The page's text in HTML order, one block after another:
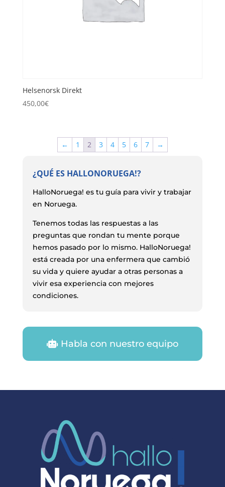
Helsenorsk Direkt
450,00€
← 1 2 3 4 5 6 7 →
¿QUÉ ES HALLONORUEGA!?
HalloNoruega! es tu guía para vivir y trabajar
en Noruega.
Tenemos todas las respuestas a las
preguntas que rondan tu mente porque
hemos pasado por lo mismo. HalloNoruega!
está creada por una enfermera que cambió
su vida y quiere ayudar a otras personas a
vivir esa experiencia con mejores
condiciones.
Habla con nuestro equipo